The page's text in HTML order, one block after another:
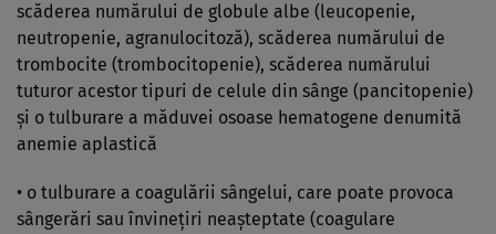
scăderea numărului de globule albe (leucopenie,
neutropenie, agranulocitoză), scăderea numărului de
trombocite (trombocitopenie), scăderea numărului
tuturor acestor tipuri de celule din sânge (pancitopenie)
şi o tulburare a măduvei osoase hematogene denumită
anemie aplastică
• o tulburare a coagulării sângelui, care poate provoca
sângerări sau învineţiri neaşteptate (coagulare